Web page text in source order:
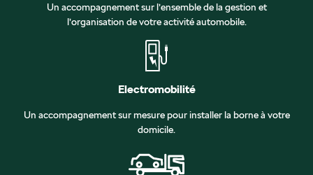
Un accompagnement sur l’ensemble de la gestion et
l’organisation de votre activité automobile.
Electromobilité
Un accompagnement sur mesure pour installer la borne à votre
domicile.